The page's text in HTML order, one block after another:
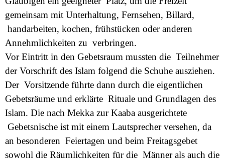
gemeinsam mit Unterhaltung, Fernsehen, Billard,
handarbeiten, kochen, frühstücken oder anderen
Annehmlichkeiten zu verbringen.
Vor Eintritt in den Gebetsraum mussten die Teilnehmer
der Vorschrift des Islam folgend die Schuhe ausziehen.
Der Vorsitzende führte dann durch die eigentlichen
Gebetsräume und erklärte Rituale und Grundlagen des
Islam. Die nach Mekka zur Kaaba ausgerichtete
Gebetsnische ist mit einem Lautsprecher versehen, da
an besonderen Feiertagen und beim Freitagsgebet
sowohl die Räumlichkeiten für die Männer als auch die